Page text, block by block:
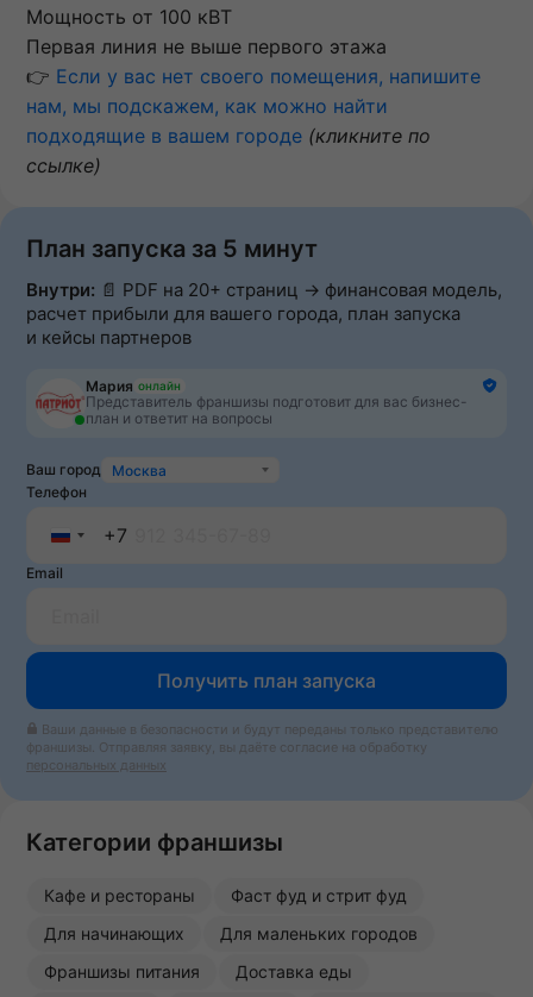
Мощность от 100 кВТ
Первая линия не выше первого этажа
👉 Если у вас нет своего помещения, напишите
нам, мы подскажем, как можно найти
подходящие в вашем городе (кликните по
ссылке)
План запуска за 5 минут
Внутри: 📄 PDF на 20+ страниц → финансовая модель,
расчет прибыли для вашего города, план запуска
и кейсы партнеров
Мария онлайн
Представитель франшизы подготовит для вас бизнес-
план и ответит на вопросы
Ваш город
Москва
Телефон
+7
Email
Получить план запуска
Ваши данные в безопасности и будут переданы только представителю
франшизы. Отправляя заявку, вы даёте согласие на обработку
персональных данных
Категории франшизы
Кафе и рестораны
Фаст фуд и стрит фуд
Для начинающих
Для маленьких городов
Франшизы питания
Доставка еды